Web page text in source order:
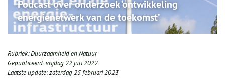
Podcast over onderzoek ‘ontwikkeling
energienetwerk van de toekomst’
Rubriek:Duurzaamheid en Natuur
Gepubliceerd:vrijdag 22 juli 2022
Laatste update:zaterdag 25 februari 2023